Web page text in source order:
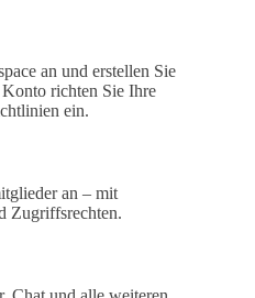
an und erstellen Sie
richten Sie Ihre
ein.
an – mit
Zugriffsrechten.